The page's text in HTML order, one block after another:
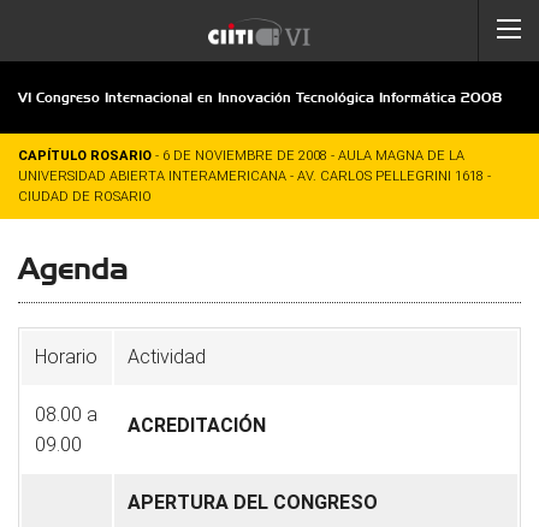
VI Congreso Internacional en Innovación Tecnológica Informática 2008
CAPÍTULO ROSARIO - 6 DE NOVIEMBRE DE 2008 - AULA MAGNA DE LA
UNIVERSIDAD ABIERTA INTERAMERICANA - AV. CARLOS PELLEGRINI 1618 -
CIUDAD DE ROSARIO
Agenda
Horario Actividad
08.00 a
09.00
ACREDITACIÓN
APERTURA DEL CONGRESO